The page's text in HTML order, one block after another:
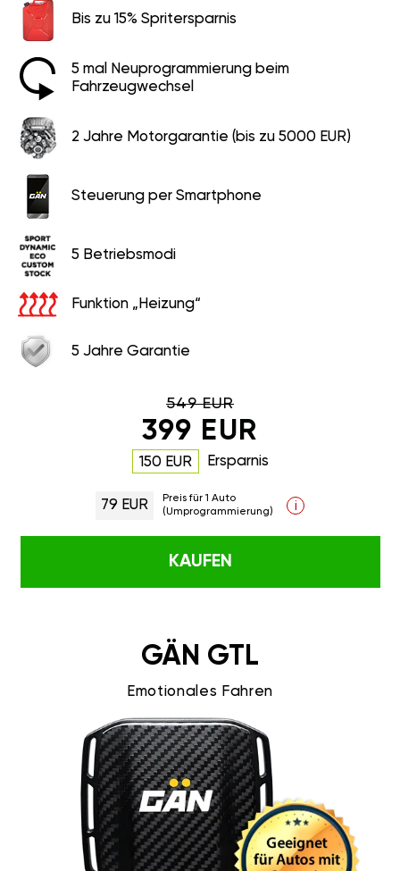
Bis zu 15% Spritersparnis
5 mal Neuprogrammierung beim
Fahrzeugwechsel
2 Jahre Motorgarantie (bis zu 5000 EUR)
Steuerung per Smartphone
5 Betriebsmodi
Funktion „Heizung“
5 Jahre Garantie
549 EUR
399 EUR
150 EUR Ersparnis
79 EUR
Preis für 1 Auto
(Umprogrammierung)
i
KAUFEN
GÄN GTL
Emotionales Fahren